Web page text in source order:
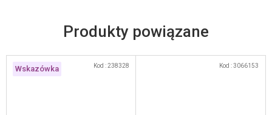
Produkty powiązane
Wskazówka Kod :238328 Kod :3066153